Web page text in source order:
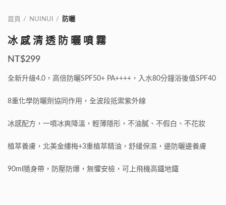
首頁 NUINUI 防曬
冰感清透防曬噴霧
NT$299
全新升級4.0 ，高倍防曬SPF50+ PA++++ ，入水80分鐘浴後值SPF40
8重化學防曬劑協同作用，全波段抵禦紫外線
冰感配方，一噴冰爽降溫，輕薄隱形，不油膩、不假白、不花妝
植萃養膚，北美金縷梅+3重植萃精油，舒緩保濕，邊防曬邊養膚
90ml 隨身帶，防壓防爆，無懼安檢，可上飛機高鐵地鐵